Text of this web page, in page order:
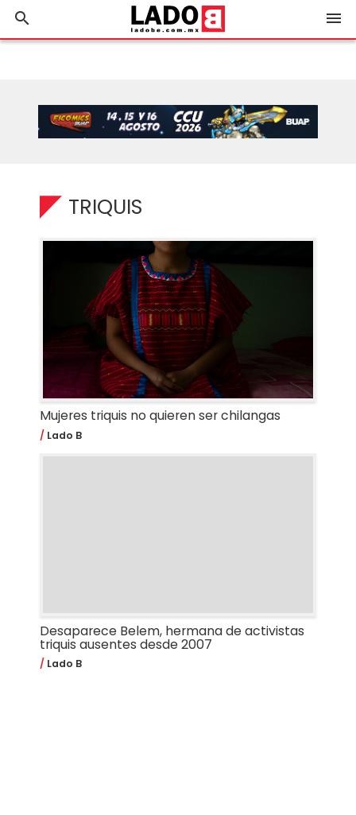
search menu
TRIQUIS
Mujeres triquis no quieren ser chilangas
Lado B
Desaparece Belem, hermana de activistas
triquis ausentes desde 2007
Lado B